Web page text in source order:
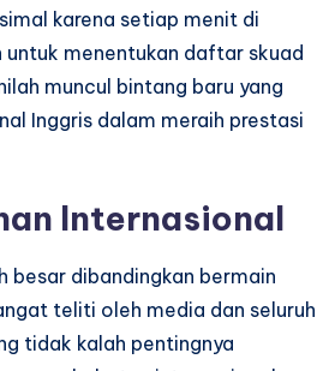
karena setiap menit di
menentukan daftar skuad
muncul bintang baru yang
Inggris dalam meraih prestasi
Internasional
besar dibandingkan bermain
teliti oleh media dan seluruh
tidak kalah pentingnya